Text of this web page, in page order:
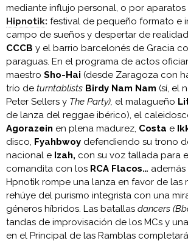
mediante influjo personal, o por aparatos
Hipnotik: festival de pequeño formato e
campo de sueños y despertar de
CCCB y el barrio barcelonés de Gracia
paraguas. En el programa de actos
maestro Sho-Hai (desde Zaragoza con
trío de turntablists Birdy Nam Nam (sí, el
Peter Sellers y The Party), el malagueño
de lanza del reggae ibérico), el
Agorazein en plena madurez, Costa e
disco, Fyahbwoy defendiendo su trono
nacional e Izah, con su voz tallada para
comandita con los RCA Flacos… además
Hpnotik rompe una lanza en favor de las
rehúye del purismo integrista con una
géneros híbridos. Las batallas dancers
tandas de improvisación de los MCs y
en el Principal de las Ramblas